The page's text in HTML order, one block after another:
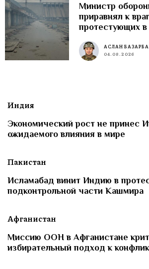
Министр
приравнял к
протестующих
АСЛАН
04.08.2026
Индия
Экономический рост не принес
ожидаемого влияния в мире
Пакистан
Исламабад винит Индию в
подконтрольной части Кашмира
Афганистан
Миссию ООН в Афганистане
избирательный подход к